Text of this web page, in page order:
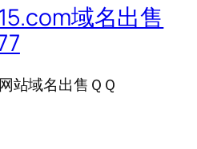
域名出售
站域名出售ＱＱ